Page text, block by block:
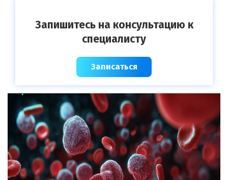
Запишитесь на консультацию к
специалисту
Записаться